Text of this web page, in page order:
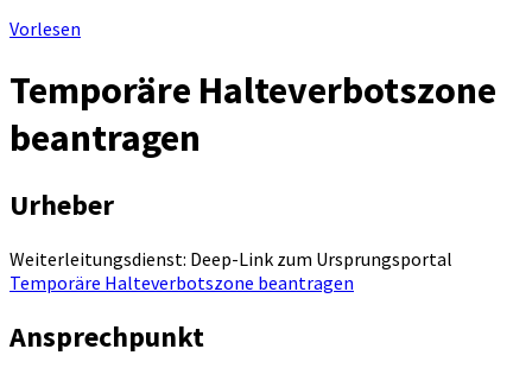
Vorlesen
Temporäre Halteverbotszone
beantragen
Urheber
Weiterleitungsdienst: Deep-Link zum Ursprungsportal
Temporäre Halteverbotszone beantragen
Ansprechpunkt